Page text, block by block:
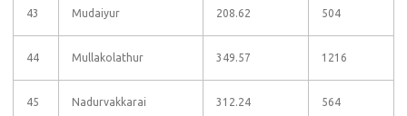
43 Mudaiyur 208.62 504
44 Mullakolathur 349.57 1216
45 Nadurvakkarai 312.24 564